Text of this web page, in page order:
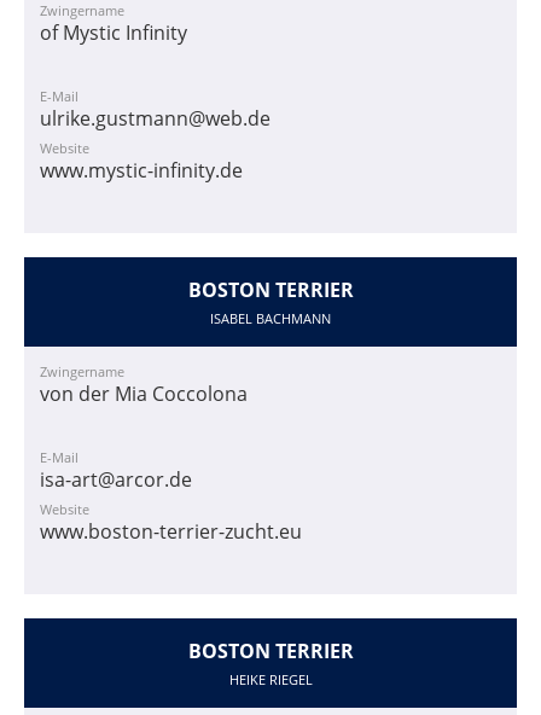
Zwingername
of Mystic Infinity
E-Mail
ulrike.gustmann@web.de
Website
www.mystic-infinity.de
BOSTON TERRIER
ISABEL BACHMANN
Zwingername
von der Mia Coccolona
E-Mail
isa-art@arcor.de
Website
www.boston-terrier-zucht.eu
BOSTON TERRIER
HEIKE RIEGEL